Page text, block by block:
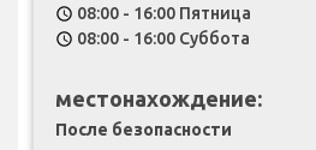
schedule 08:00 - 16:00 Пятница
schedule 08:00 - 16:00 Суббота
местонахождение:
После безопасности